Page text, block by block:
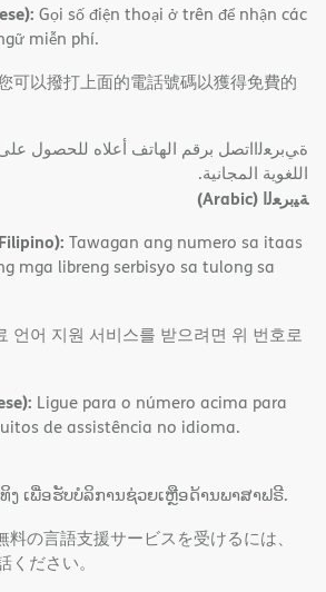
Gọi số điện thoại ở trên để nhận các
miễn phí.
可以撥打上面的電話號碼以獲得免費的
ةﻲﺑﺮﻌﻟااﺗﺼﻞ ﺑﺮﻗﻢ اﻟﮭﺎﺗﻒ أﻋﻼه ﻟﻠﺤﺼﻮل
اﻟﻠﻐﻮﯾﺔ اﻟﻤﺠﺎﻧﯿﺔ.
ﺔﯿﺑﺮﻌﻟا (Arabic)
Tawagan ang numero sa itaas
mga libreng serbisyo sa tulong sa
언어 지원 서비스를 받으려면 위 번호로
Ligue para o número acima para
de assistência no idioma.
ງ ເພື່ອຮັບບໍລິການຊ່ວຍເຫຼືອດ້ານພາສາຟຣີ.
料の言語支援サービスを受けるには、
ださい。